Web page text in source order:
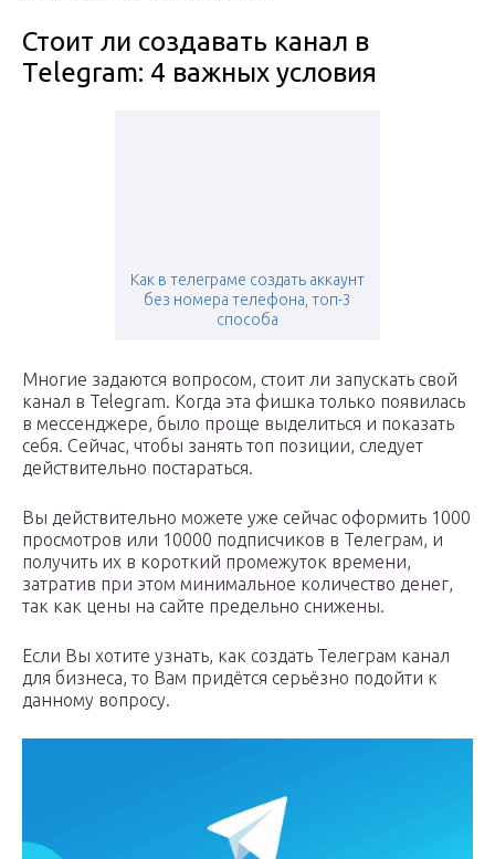
Стоит ли создавать канал в
Telegram: 4 важных условия
Как в телеграме создать аккаунт
без номера телефона, топ-3
способа
Многие задаются вопросом, стоит ли запускать свой
канал в Telegram. Когда эта фишка только появилась
в мессенджере, было проще выделиться и показать
себя. Сейчас, чтобы занять топ позиции, следует
действительно постараться.
Вы действительно можете уже сейчас оформить 1000
просмотров или 10000 подписчиков в Телеграм, и
получить их в короткий промежуток времени,
затратив при этом минимальное количество денег,
так как цены на сайте предельно снижены.
Если Вы хотите узнать, как создать Телеграм канал
для бизнеса, то Вам придётся серьёзно подойти к
данному вопросу.